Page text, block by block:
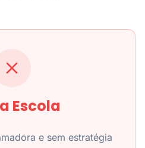
Escola
e sem estratégia